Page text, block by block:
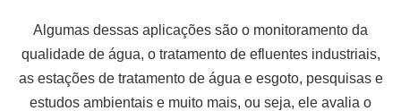
Algumas dessas aplicações são o monitoramento da
qualidade de água, o tratamento de efluentes industriais,
as estações de tratamento de água e esgoto, pesquisas e
estudos ambientais e muito mais, ou seja, ele avalia o